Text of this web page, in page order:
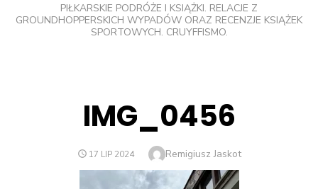
PIŁKARSKIE PODRÓŻE I KSIĄŻKI. RELACJE Z
GROUNDHOPPERSKICH WYPADÓW ORAZ RECENZJE KSIĄŻEK
SPORTOWYCH. CRUYFFISMO.
IMG_0456
POSTED
17 LIP 2024 Author
Remigiusz Jaskot